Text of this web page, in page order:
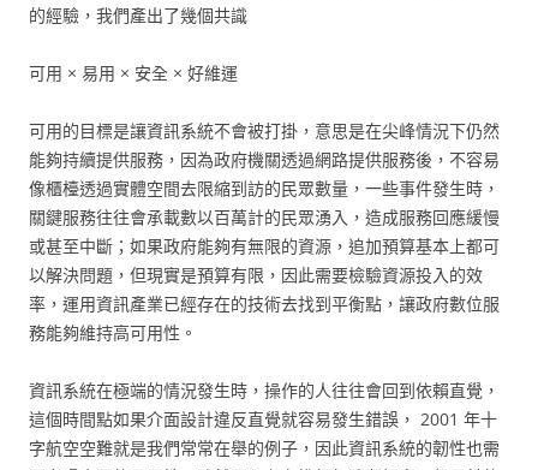
的經驗，我們產出了幾個共識
可用 × 易用 × 安全 × 好維運
可用的目標是讓資訊系統不會被打掛，意思是在尖峰情況下仍然
能夠持續提供服務，因為政府機關透過網路提供服務後，不容易
像櫃檯透過實體空間去限縮到訪的民眾數量，一些事件發生時，
關鍵服務往往會承載數以百萬計的民眾湧入，造成服務回應緩慢
或甚至中斷；如果政府能夠有無限的資源，追加預算基本上都可
以解決問題，但現實是預算有限，因此需要檢驗資源投入的效
率，運用資訊產業已經存在的技術去找到平衡點，讓政府數位服
務能夠維持高可用性。
資訊系統在極端的情況發生時，操作的人往往會回到依賴直覺，
這個時間點如果介面設計違反直覺就容易發生錯誤， 2001 年十
字航空空難就是我們常常在舉的例子，因此資訊系統的韌性也需